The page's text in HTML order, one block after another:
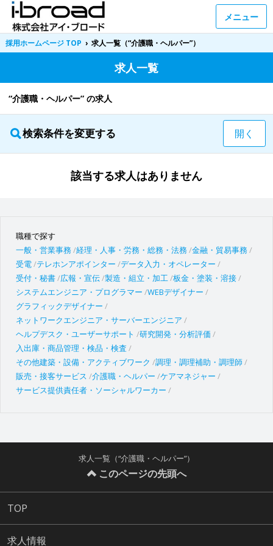
メニュー
採用ホームページ TOP › 求人一覧（“介護職・ヘルパー”）
求人一覧
“介護職・ヘルパー” の求人
検索条件を変更する 開く
該当する求人はありません
職種で探す
一般・営業事務 経理・人事・労務・総務・法務 金融・貿易事務
受電 テレホンアポインター データ入力・オペレーター
受付・秘書 広報・宣伝 製造・組立・加工 板金・塗装・溶接
システムエンジニア・プログラマー WEBデザイナー
グラフィックデザイナー
ネットワークエンジニア・サーバーエンジニア
ヘルプデスク・ユーザーサポート
研究開発・分析評価
入出庫・商品管理・検品・検査
その他建築・設備・アクティブワーク 調理・調理補助・調理師
販売・接客サービス 介護職・ヘルパー ケアマネジャー
サービス提供責任者・ソーシャルワーカー
求人一覧（“介護職・ヘルパー”）
このページの先頭へ
TOP
求人情報